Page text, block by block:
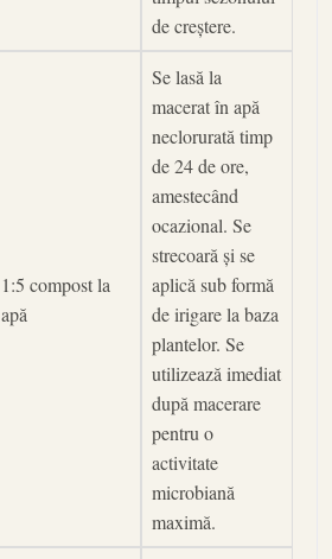
de creștere.
1:5 compost la
apă
Se lasă la
macerat în apă
neclorurată timp
de 24 de ore,
amestecând
ocazional. Se
strecoară și se
aplică sub formă
de irigare la baza
plantelor. Se
utilizează imediat
după macerare
pentru o
activitate
microbiană
maximă.